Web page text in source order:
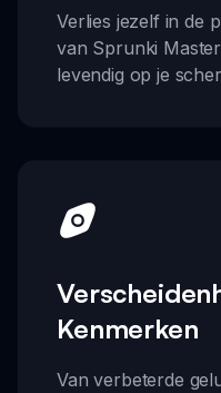
Verlies jezelf in de
van Sprunki
levendig op je
Kenmerken
Van verbeterde